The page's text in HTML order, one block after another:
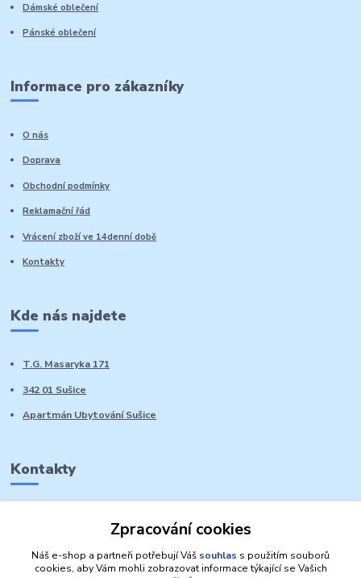
Dámské oblečení
Pánské oblečení
Informace pro zákazníky
O nás
Doprava
Obchodní podmínky
Reklamační řád
Vrácení zboží ve 14denní době
Kontakty
Kde nás najdete
T.G. Masaryka 171
342 01 Sušice
Apartmán Ubytování Sušice
Kontakty
Zpracování cookies
Náš e-shop a partneři potřebují Váš souhlas s použitím souborů
cookies, aby Vám mohli zobrazovat informace týkající se Vašich